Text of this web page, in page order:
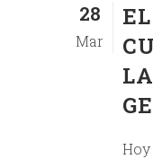
28
Mar